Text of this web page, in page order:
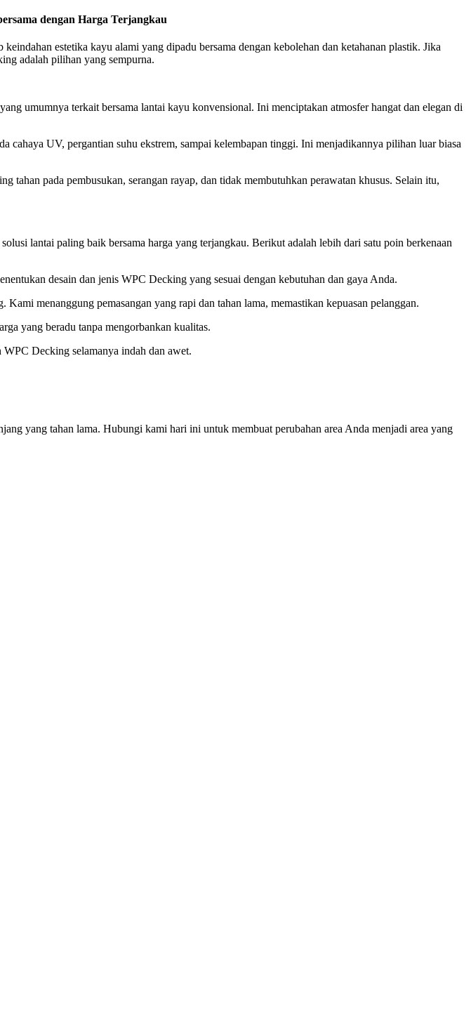
dengan Harga Terjangkau
estetika kayu alami yang dipadu bersama dengan kebolehan dan ketahanan plastik. Jika
adalah pilihan yang sempurna.
umumnya terkait bersama lantai kayu konvensional. Ini menciptakan atmosfer hangat dan elegan di
cahaya UV, pergantian suhu ekstrem, sampai kelembapan tinggi. Ini menjadikannya pilihan luar biasa
pada pembusukan, serangan rayap, dan tidak membutuhkan perawatan khusus. Selain itu,
lantai paling baik bersama harga yang terjangkau. Berikut adalah lebih dari satu poin berkenaan
desain dan jenis WPC Decking yang sesuai dengan kebutuhan dan gaya Anda.
menanggung pemasangan yang rapi dan tahan lama, memastikan kepuasan pelanggan.
yang beradu tanpa mengorbankan kualitas.
WPC Decking selamanya indah dan awet.
yang tahan lama. Hubungi kami hari ini untuk membuat perubahan area Anda menjadi area yang